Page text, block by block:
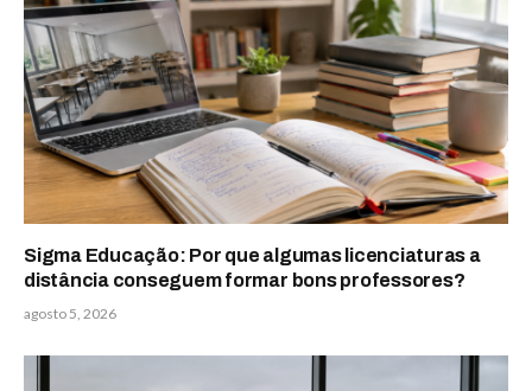
Sigma Educação: Por que algumas licenciaturas a
distância conseguem formar bons professores?
agosto 5, 2026